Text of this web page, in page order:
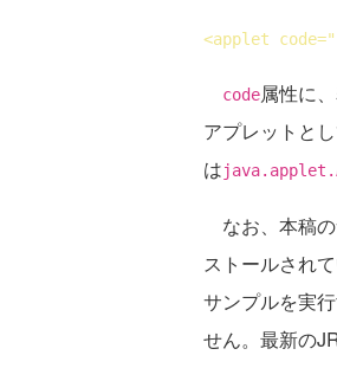
<applet code="
code属性に
アプレットと
は
なお、本稿
ストールされ
サンプルを実
せん。最新の